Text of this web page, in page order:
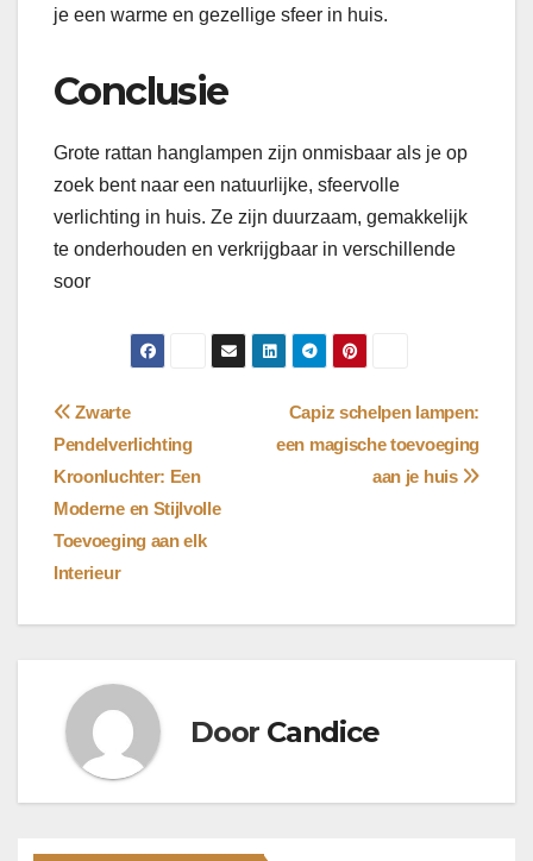
je een warme en gezellige sfeer in huis.
Conclusie
Grote rattan hanglampen zijn onmisbaar als je op
zoek bent naar een natuurlijke, sfeervolle
verlichting in huis. Ze zijn duurzaam, gemakkelijk
te onderhouden en verkrijgbaar in verschillende
soor
Bericht
navigatie
Capiz schelpen lampen:
een magische toevoeging
aan je huis
Zwarte
Pendelverlichting
Kroonluchter: Een
Moderne en Stijlvolle
Toevoeging aan elk
Interieur
Door Candice